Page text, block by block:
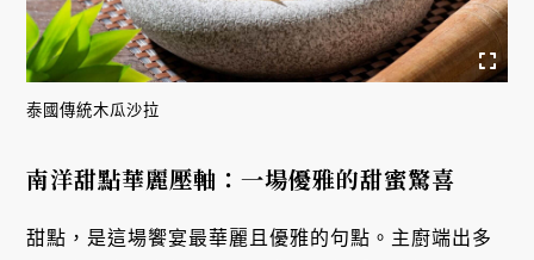
泰國傳統木瓜沙拉
南洋甜點華麗壓軸：一場優雅的甜蜜驚喜
甜點，是這場饗宴最華麗且優雅的句點。主廚端出多